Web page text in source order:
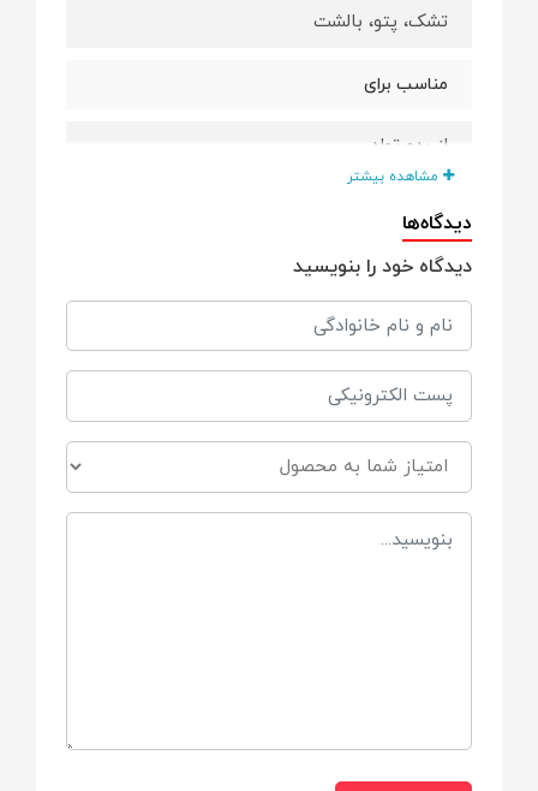
تشک، پتو، بالشت
مناسب برای
از بدو تولد
ابعاد
سانتی متر)، تشک (59*77 سانتی متر)
ویژگی ها
بدون حساسیت و آلرژی ، چاپ با کیفیت،
بسیار نرم و لطیف
قابل شستشو
مشاهده بیشتر
دیدگاه‌ها
دیدگاه خود را بنویسید